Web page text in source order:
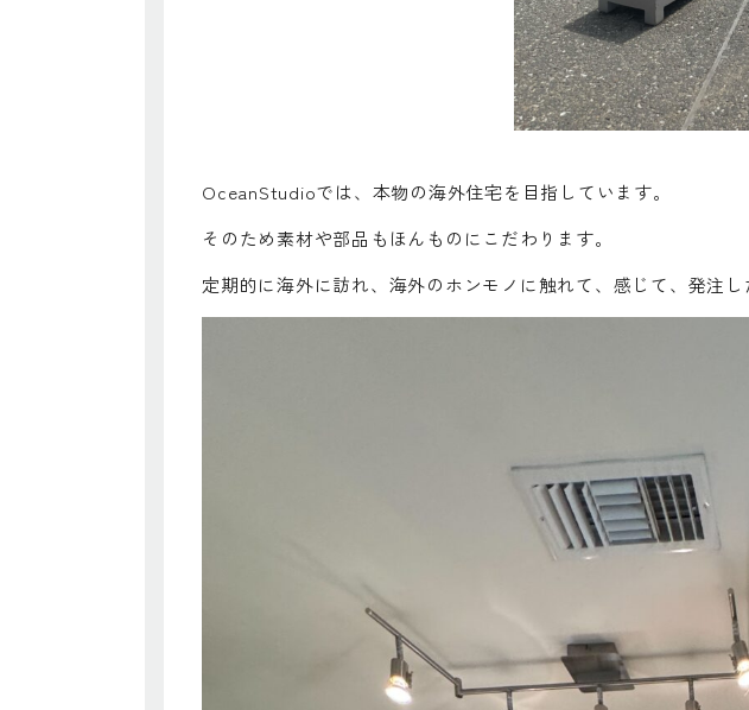
OceanStudioでは、本物の海外住宅を目指しています。
そのため素材や部品もほんものにこだわります。
定期的に海外に訪れ、海外のホンモノに触れて、感じて、発注